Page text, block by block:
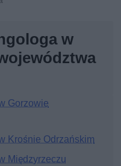
w
Gorzowie
Krośnie Odrzańskim
Międzyrzeczu